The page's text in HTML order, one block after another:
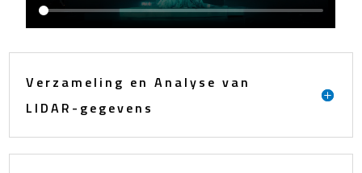
Verzameling en Analyse van
LIDAR-gegevens